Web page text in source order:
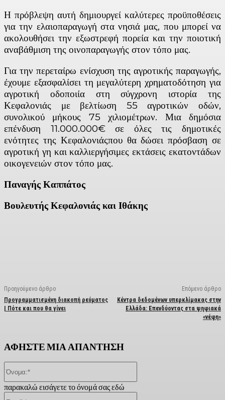
Η πρόβλεψη αυτή δημιουργεί καλύτερες προϋποθέσεις
για την ελαιοπαραγωγή στα νησιά μας, που μπορεί να
ακολουθήσει την εξωστρεφή πορεία και την ποιοτική
αναβάθμιση της οινοπαραγωγής στον τόπο μας.
Για την περεταίρω ενίσχυση της αγροτικής παραγωγής,
έχουμε εξασφαλίσει τη μεγαλύτερη χρηματοδότηση για
αγροτική οδοποιία στη σύγχρονη ιστορία της
Κεφαλονιάς με βελτίωση 55 αγροτικών οδών,
συνολικού μήκους 75 χιλιομέτρων. Μια δημόσια
επένδυση 11.000.000€ σε όλες τις δημοτικές
ενότητες της Κεφαλονιάςπου θα δώσει πρόσβαση σε
αγροτική γη και καλλιεργήσιμες εκτάσεις εκατοντάδων
οικογενειών στον τόπο μας.
Παναγής Καππάτος
Βουλευτής Κεφαλονιάς και Ιθάκης
Προηγούμενο άρθρο
Προγραμματισμένη διακοπή ρεύματος
| Πότε και που θα γίνει
Επόμενο άρθρο
Κέντρα δεδομένων υπερκλίμακας στην
Ελλάδα: Επενδύοντας στα ψηφιακά
«νέφη»
ΑΦΗΣΤΕ ΜΙΑ ΑΠΑΝΤΗΣΗ
παρακαλώ εισάγετε το όνομά σας εδώ